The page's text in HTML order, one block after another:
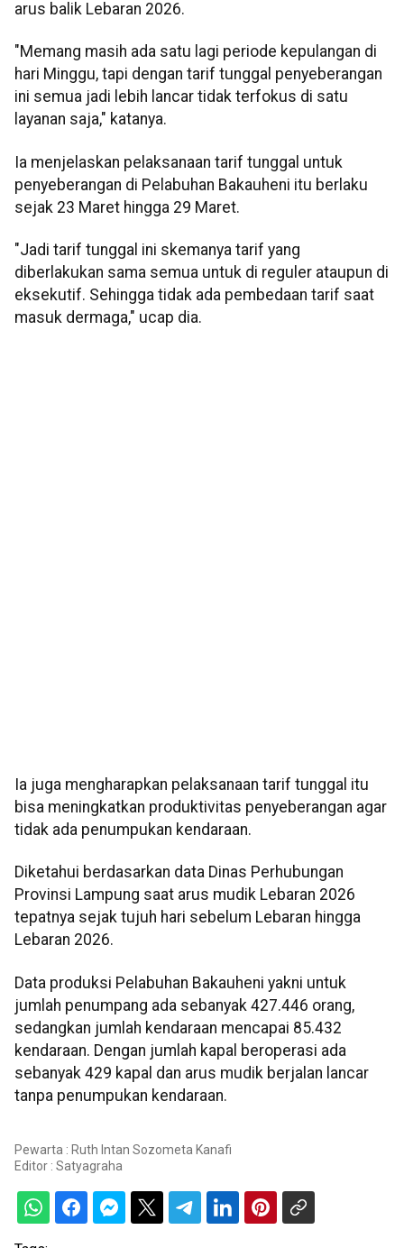
arus balik Lebaran 2026.
"Memang masih ada satu lagi periode kepulangan di
hari Minggu, tapi dengan tarif tunggal penyeberangan
ini semua jadi lebih lancar tidak terfokus di satu
layanan saja," katanya.
Ia menjelaskan pelaksanaan tarif tunggal untuk
penyeberangan di Pelabuhan Bakauheni itu berlaku
sejak 23 Maret hingga 29 Maret.
"Jadi tarif tunggal ini skemanya tarif yang
diberlakukan sama semua untuk di reguler ataupun di
eksekutif. Sehingga tidak ada pembedaan tarif saat
masuk dermaga," ucap dia.
Ia juga mengharapkan pelaksanaan tarif tunggal itu
bisa meningkatkan produktivitas penyeberangan agar
tidak ada penumpukan kendaraan.
Diketahui berdasarkan data Dinas Perhubungan
Provinsi Lampung saat arus mudik Lebaran 2026
tepatnya sejak tujuh hari sebelum Lebaran hingga
Lebaran 2026.
Data produksi Pelabuhan Bakauheni yakni untuk
jumlah penumpang ada sebanyak 427.446 orang,
sedangkan jumlah kendaraan mencapai 85.432
kendaraan. Dengan jumlah kapal beroperasi ada
sebanyak 429 kapal dan arus mudik berjalan lancar
tanpa penumpukan kendaraan.
Pewarta : Ruth Intan Sozometa Kanafi
Editor : Satyagraha